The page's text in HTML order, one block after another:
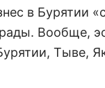
в Бурятии
Вообще,
Тыве,